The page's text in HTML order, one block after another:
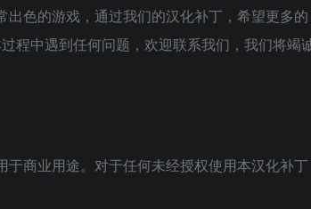
出色的游戏，通过我们的汉化补丁，希望更多的
程中遇到任何问题，欢迎联系我们，我们将竭
商业用途。对于任何未经授权使用本汉化补丁